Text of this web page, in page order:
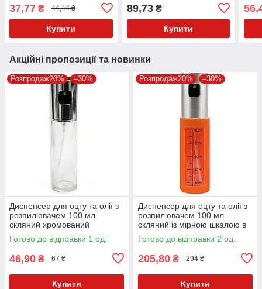
37,77 ₴ 44,44 ₴
Купити
89,73₴
Купити
Акційні пропозиції та новинки
Розпродаж20% –30%
Диспенсер для оцту та олії з
розпилювачем 100 мл
скляний хромований
Готово до відправки 1 од.
46,90 ₴ 67 ₴
Купити
Розпродаж20% –30%
Диспенсер для оцту та олії з
розпилювачем 100 мл
скляний із мірною шкалою в
чохлі
Готово до відправки 2 од.
205,80 ₴ 294 ₴
Купити